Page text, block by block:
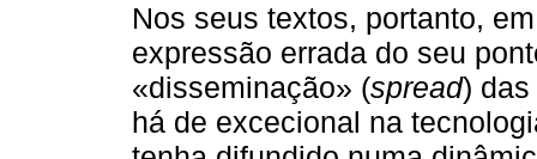
Nos seus textos, portanto,
expressão errada do seu
«disseminação» (spread)
há de excecional na